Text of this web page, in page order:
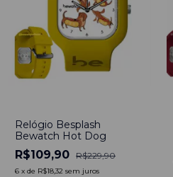
Relógio Besplash
Bewatch Hot Dog
R$109,90 R$229,90
6 x de R$18,32 sem juros